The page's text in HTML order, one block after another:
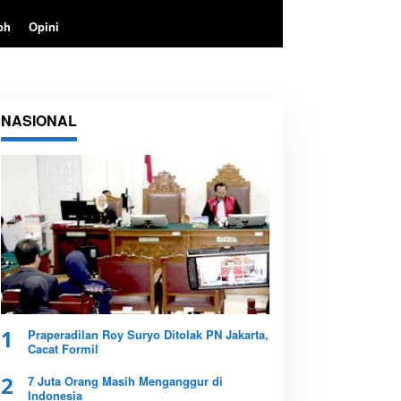
Opini
NASIONAL
1
Praperadilan Roy Suryo Ditolak PN Jakarta,
Cacat Formil
2
7 Juta Orang Masih Menganggur di
Indonesia